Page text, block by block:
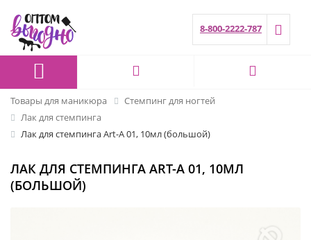
8-800-2222-787
Товары для маникюра
Стемпинг для ногтей
Лак для стемпинга
Лак для стемпинга Art-A 01, 10мл (большой)
ЛАК ДЛЯ СТЕМПИНГА ART-A 01, 10МЛ
(БОЛЬШОЙ)